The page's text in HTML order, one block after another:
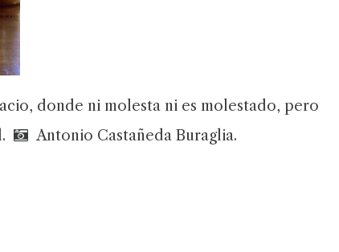
donde ni molesta ni es molestado, pero
Antonio Castañeda Buraglia.